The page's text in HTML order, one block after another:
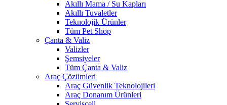
Akıllı Mama / Su Kapları
Akıllı Tuvaletler
Teknolojik Ürünler
Tüm Pet Shop
Çanta & Valiz
Valizler
Şemsiyeler
Tüm Çanta & Valiz
Araç Çözümleri
Araç Güvenlik Teknolojileri
Araç Donanım Ürünleri